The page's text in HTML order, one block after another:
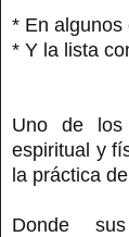
* En algunos
* Y la lista
Uno de los
espiritual y
la práctica
Donde